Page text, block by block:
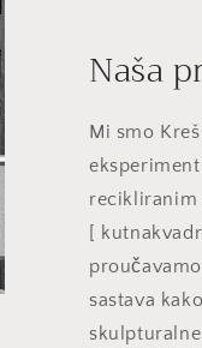
Naša
Mi smo
recikliranim
[
sastava